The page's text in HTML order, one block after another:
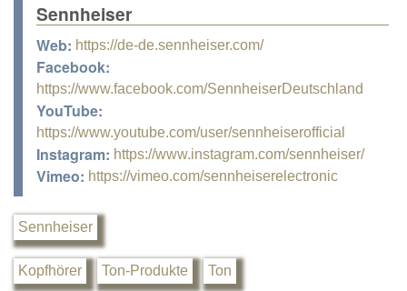
Sennheiser
Web: https://de-de.sennheiser.com/
Facebook:
https://www.facebook.com/SennheiserDeutschland
YouTube:
https://www.youtube.com/user/sennheiserofficial
Instagram: https://www.instagram.com/sennheiser/
Vimeo: https://vimeo.com/sennheiserelectronic
Sennheiser
Kopfhörer Ton-Produkte Ton